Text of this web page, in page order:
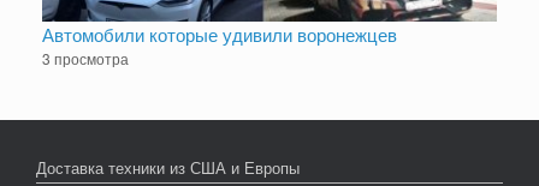
Автомобили которые удивили воронежцев
3 просмотра
Доставка техники из США и Европы